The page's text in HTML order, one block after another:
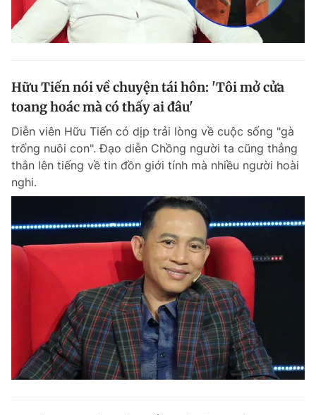
Hữu Tiến nói về chuyện tái hôn: 'Tôi mở cửa
toang hoác mà có thấy ai đâu'
Diễn viên Hữu Tiến có dịp trải lòng về cuộc sống "gà
trống nuôi con". Đạo diễn Chồng người ta cũng thẳng
thắn lên tiếng về tin đồn giới tính mà nhiều người hoài
nghi.